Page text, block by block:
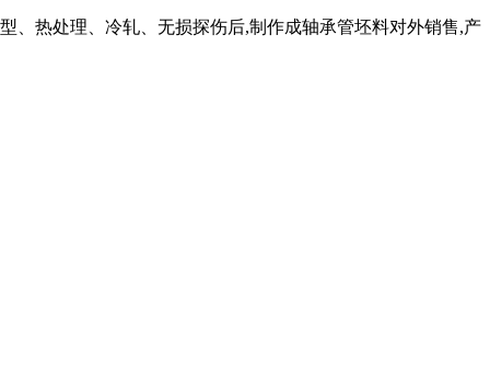
、热处理、冷轧、无损探伤后,制作成轴承管坯料对外销售,产